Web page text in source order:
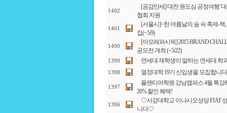
1402
[공감만세] 대전 원도심 공정여행 '
협회 지원
1401
[서울시]<한 여름날의 숲 속 축제-
집(~5/9)
1400
[아모레퍼시픽] 2015 BRAND
공모전 개최 (~5/22)
1399 연세대 재학생이 말하는 연세대 학
1398 열정대학 19기 신입생을 모집합니
1397
플랜티어학원 강남캠퍼스 4월 특
20% 할인 혜택!
1396
♡서강대학교 이냐시오성당 FIAT
니다♡